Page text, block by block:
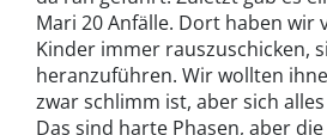
Mari 20 Anfälle. Dort haben wir
Kinder immer rauszuschicken,
heranzuführen. Wir wollten
zwar schlimm ist, aber sich
Das sind harte Phasen, aber